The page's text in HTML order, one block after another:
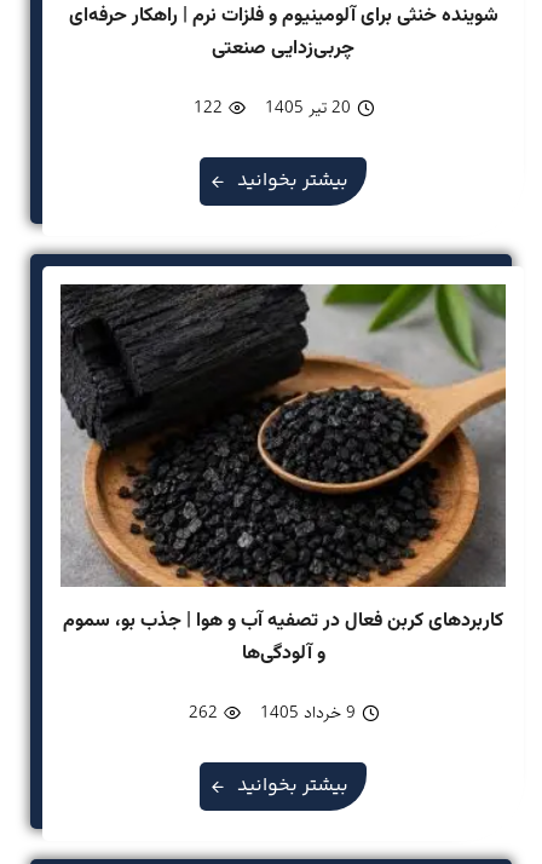
شوینده خنثی برای آلومینیوم و فلزات نرم | راهکار حرفه‌ای
چربی‌زدایی صنعتی
20 تیر 1405 122
بیشتر بخوانید
کاربردهای کربن فعال در تصفیه آب و هوا | جذب بو، سموم
و آلودگی‌ها
9 خرداد 1405 262
بیشتر بخوانید